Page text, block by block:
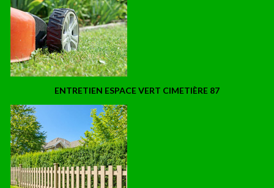
ENTRETIEN ESPACE VERT CIMETIÈRE 87